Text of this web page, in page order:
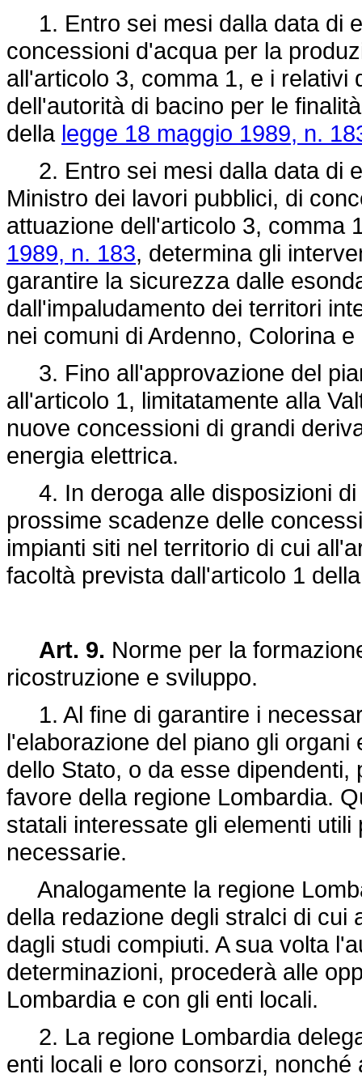
1. Entro sei mesi dalla data di
concessioni d'acqua per la
all'articolo 3, comma 1, e i
dell'autorità di bacino per le
della legge 18 maggio 1989, n.
2. Entro sei mesi dalla data di
Ministro dei lavori pubblici, di
attuazione dell'articolo 3, comma
1989, n. 183, determina gli
garantire la sicurezza dalle
dall'impaludamento dei territori
nei comuni di Ardenno, Colorina
3. Fino all'approvazione del
all'articolo 1, limitatamente alla
nuove concessioni di grandi
energia elettrica.
4. In deroga alle disposizioni
prossime scadenze delle
impianti siti nel territorio di cui
facoltà prevista dall'articolo 1
Art. 9. Norme per la
ricostruzione e sviluppo.
1. Al fine di garantire i
l'elaborazione del piano gli
dello Stato, o da esse
favore della regione Lombardia.
statali interessate gli elementi
necessarie.
Analogamente la regione
della redazione degli stralci di cui
dagli studi compiuti. A sua volta
determinazioni, procederà alle
Lombardia e con gli enti locali.
2. La regione Lombardia
enti locali e loro consorzi, nonché